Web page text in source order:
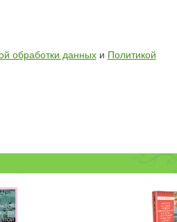
обработки данныхи Политикой